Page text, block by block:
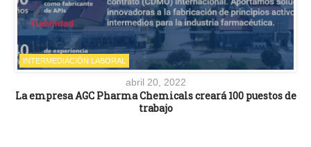
INTERMEDIACIÓN LABORAL
abril 20, 2022
La empresa AGC Pharma Chemicals creará 100 puestos de
trabajo